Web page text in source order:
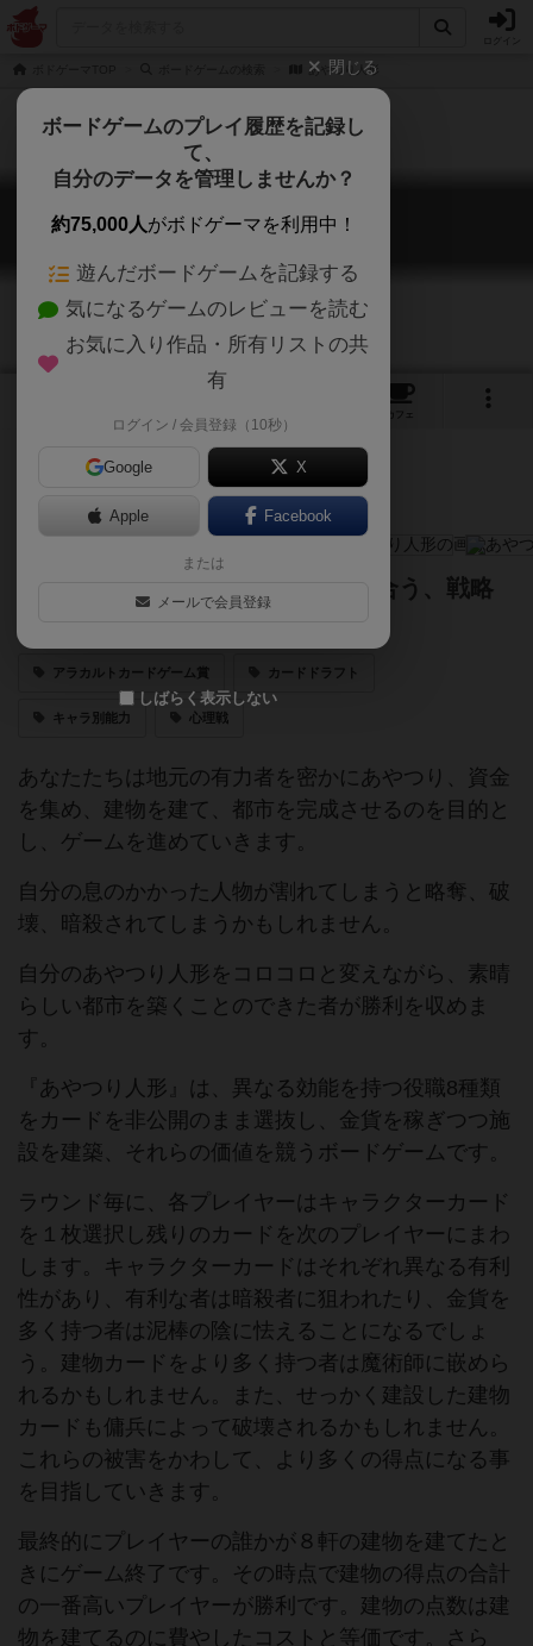
あやつり人形
あやつり人形
Citadels
カフェ
相手の動きを予測して手札を読み合う、戦略
的カードゲーム！
アラカルトカードゲーム賞 カードドラフト
キャラ別能力 心理戦
あなたたちは地元の有力者を密かにあやつり、資金
を集め、建物を建て、都市を完成させるのを目的と
し、ゲームを進めていきます。
自分の息のかかった人物が割れてしまうと略奪、破
壊、暗殺されてしまうかもしれません。
自分のあやつり人形をコロコロと変えながら、素晴
らしい都市を築くことのできた者が勝利を収めま
す。
『あやつり人形』は、異なる効能を持つ役職8種類
をカードを非公開のまま選抜し、金貨を稼ぎつつ施
設を建築、それらの価値を競うボードゲームです。
ラウンド毎に、各プレイヤーはキャラクターカード
を１枚選択し残りのカードを次のプレイヤーにまわ
します。キャラクターカードはそれぞれ異なる有利
性があり、有利な者は暗殺者に狙われたり、金貨を
多く持つ者は泥棒の陰に怯えることになるでしょ
う。建物カードをより多く持つ者は魔術師に嵌めら
れるかもしれません。また、せっかく建設した建物
カードも傭兵によって破壊されるかもしれません。
これらの被害をかわして、より多くの得点になる事
を目指していきます。
最終的にプレイヤーの誰かが８軒の建物を建てたと
きにゲーム終了です。その時点で建物の得点の合計
の一番高いプレイヤーが勝利です。建物の点数は建
物を建てるのに費やしたコストと等価です。さら
閉じる
ボードゲームのプレイ履歴を記録し
て、
自分のデータを管理しませんか？
約75,000人がボドゲーマを利用中！
遊んだボードゲームを記録する
気になるゲームのレビューを読む
お気に入り作品・所有リストの共
有
ログイン / 会員登録（10秒）
Google X
Apple Facebook
または
メールで会員登録
しばらく表示しない